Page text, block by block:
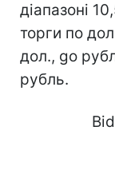
діапазоні
торги по
дол., gо
рубль.
Bid